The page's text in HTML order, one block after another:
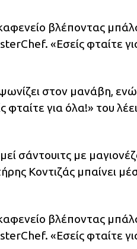
βλέποντας
«Εσείς φταίτε
στον μανάβη,
φταίτε για όλα!» του
σάντουιτς με
Κοντιζάς μπαίνει
βλέποντας
«Εσείς φταίτε